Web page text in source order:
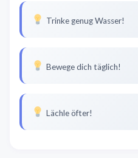
Trinke genug Wasser!
Bewege dich täglich!
Lächle öfter!